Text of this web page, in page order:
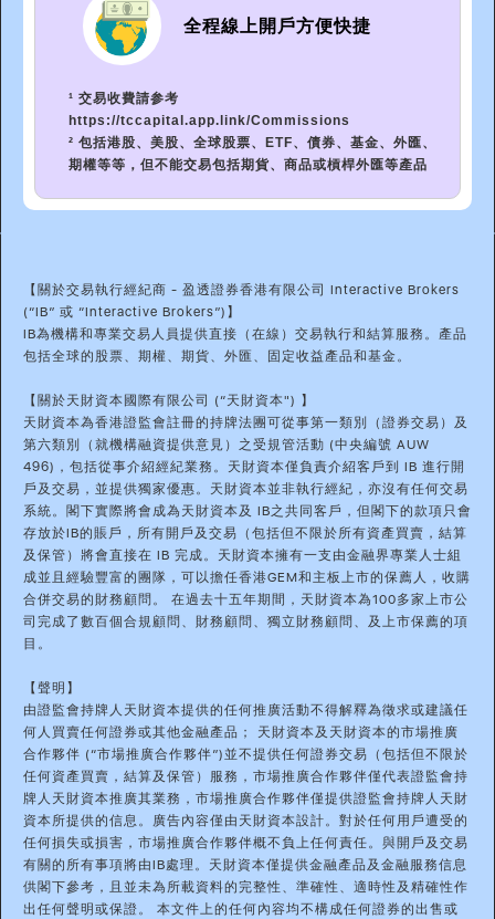
全程線上開戶方便快捷
¹ 交易收費請参考
https://tccapital.app.link/Commissions
² 包括港股、美股、全球股票、ETF、債券、基金、外匯、
期權等等，但不能交易包括期貨、商品或槓桿外匯等產品
【關於交易執行經紀商 - 盈透證券香港有限公司 Interactive Brokers
(“IB” 或 “Interactive Brokers”)】
IB為機構和專業交易人員提供直接（在線）交易執行和結算服務。產品
包括全球的股票、期權、期貨、外匯、固定收益產品和基金。
【關於天財資本國際有限公司 (“天財資本") 】
天財資本為香港證監會註冊的持牌法團可從事第一類別（證券交易）及
第六類別（就機構融資提供意見）之受規管活動 (中央編號 AUW
496)，包括從事介紹經紀業務。天財資本僅負責介紹客戶到 IB 進行開
戶及交易，並提供獨家優惠。天財資本並非執行經紀，亦沒有任何交易
系統。閣下實際將會成為天財資本及 IB之共同客戶，但閣下的款項只會
存放於IB的賬戶，所有開戶及交易（包括但不限於所有資產買賣，結算
及保管）將會直接在 IB 完成。天財資本擁有一支由金融界專業人士組
成並且經驗豐富的團隊，可以擔任香港GEM和主板上市的保薦人，收購
合併交易的財務顧問。 在過去十五年期間，天財資本為100多家上市公
司完成了數百個合規顧問、財務顧問、獨立財務顧問、及上市保薦的項
目。
【聲明】
由證監會持牌人天財資本提供的任何推廣活動不得解釋為徵求或建議任
何人買賣任何證券或其他金融產品； 天財資本及天財資本的市場推廣
合作夥伴 (“市場推廣合作夥伴”)並不提供任何證券交易（包括但不限於
任何資產買賣，結算及保管）服務，市場推廣合作夥伴僅代表證監會持
牌人天財資本推廣其業務，市場推廣合作夥伴僅提供證監會持牌人天財
資本所提供的信息。廣告內容僅由天財資本設計。對於任何用戶遭受的
任何損失或損害，市場推廣合作夥伴概不負上任何責任。與開戶及交易
有關的所有事項將由IB處理。天財資本僅提供金融產品及金融服務信息
供閣下參考，且並未為所載資料的完整性、準確性、適時性及精確性作
出任何聲明或保證。 本文件上的任何內容均不構成任何證券的出售或